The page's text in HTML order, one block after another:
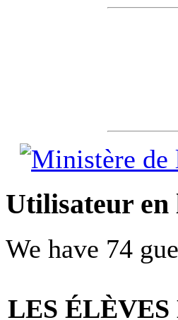
Utilisateur en
We have 74
LES ÉLÈVES